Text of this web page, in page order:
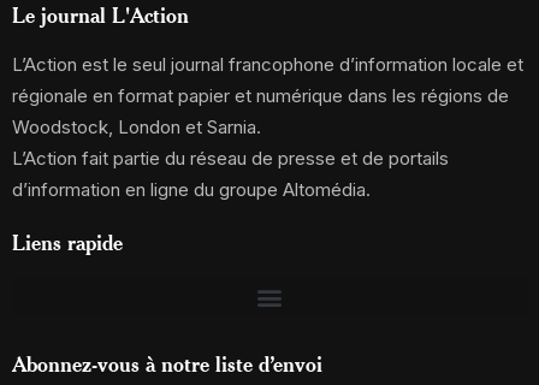
Le journal L'Action
L’Action est le seul journal francophone d’information locale et
régionale en format papier et numérique dans les régions de
Woodstock, London et Sarnia.
L’Action fait partie du réseau de presse et de portails
d’information en ligne du groupe Altomédia.
Liens rapide
Abonnez-vous à notre liste d’envoi